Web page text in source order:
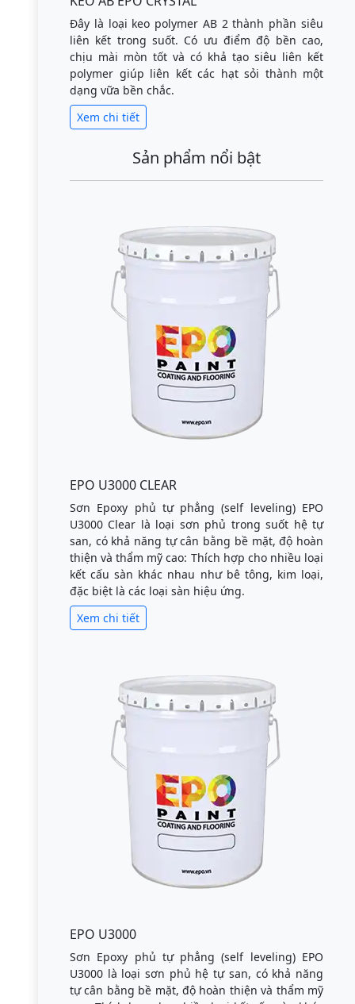
Đây là loại keo polymer AB 2 thành phần siêu
liên kết trong suốt. Có ưu điểm độ bền cao,
chịu mài mòn tốt và có khả tạo siêu liên kết
polymer giúp liên kết các hạt sỏi thành một
dạng vữa bền chắc.
Xem chi tiết
Sản phẩm nổi bật
EPO U3000 CLEAR
Sơn Epoxy phủ tự phẳng (self leveling) EPO
U3000 Clear là loại sơn phủ trong suốt hệ tự
san, có khả năng tự cân bằng bề mặt, độ hoàn
thiện và thẩm mỹ cao: Thích hợp cho nhiều loại
kết cấu sàn khác nhau như bê tông, kim loại,
đặc biệt là các loại sàn hiệu ứng.
Xem chi tiết
EPO U3000
Sơn Epoxy phủ tự phẳng (self leveling) EPO
U3000 là loại sơn phủ hệ tự san, có khả năng
tự cân bằng bề mặt, độ hoàn thiện và thẩm mỹ